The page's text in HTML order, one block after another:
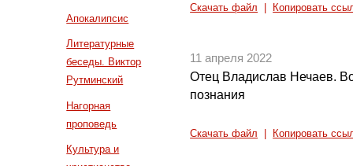
Апокалипсис
Литературные
беседы. Виктор
Рутминский
Нагорная
проповедь
Культура и
Скачать файл Копировать
11 апреля 2022
Отец Владислав Нечаев.
познания
Скачать файл Копировать